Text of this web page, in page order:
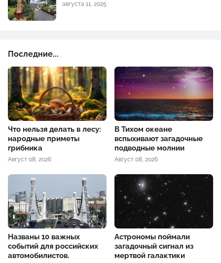
августа 11, 2025
Последние...
Что нельзя делать в лесу:
народные приметы
грибника
Август 08, 2026
В Тихом океане
вспыхивают загадочные
подводные молнии
Август 08, 2026
Названы 10 важных
событий для российских
автомобилистов.
Астрономы поймали
загадочный сигнал из
мертвой галактики